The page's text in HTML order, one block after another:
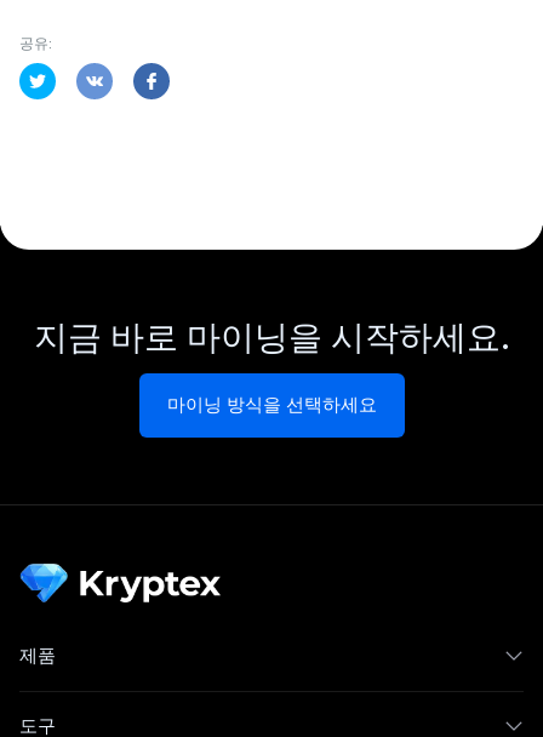
공유:
지금 바로 마이닝을 시작하세요.
마이닝 방식을 선택하세요
제품
도구